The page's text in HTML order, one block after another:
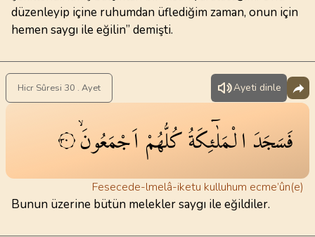
düzenleyip içine ruhumdan üflediğim zaman, onun için
hemen saygı ile eğilin” demişti.
Hicr Sûresi 30 . Ayet Ayeti dinle
فَسَجَدَ الْمَلٰٓئِكَةُكُلُّهُمْ اَجْمَعُونَۙ ٣٠
Fesecede-lmelâ-iketu kulluhum ecme’ûn(e)
Bunun üzerine bütün melekler saygı ile eğildiler.